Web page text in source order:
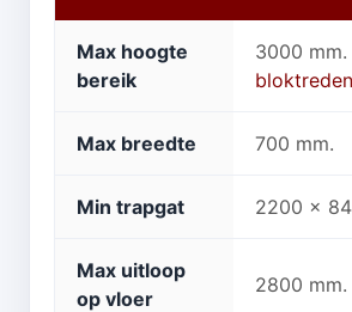
Max hoogte
bereik
3000 mm.
Max breedte 700 mm.
Min trapgat 2200 x
Max uitloop
op vloer
2800 mm.